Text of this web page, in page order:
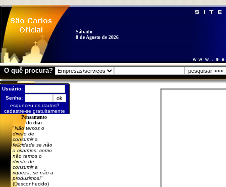
Sábado
8 de Agosto de 2026
O quê procura?
Usuário:
Senha:
esqueceu os dados?
cadastre-se gratuitamente
Pensamento
do dia:
"Não temos o
direito de
consumir a
felicidade se não
a criarmos: como
não temos o
direito de
consumir a
riqueza, se não a
produzimos!"
(Desconhecido)